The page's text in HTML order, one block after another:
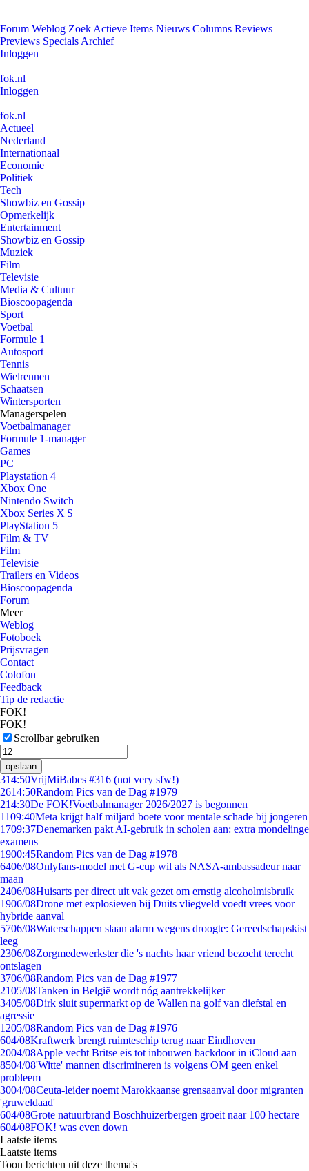
Forum Weblog Zoek Actieve Items Nieuws Columns Reviews
Previews Specials Archief
Inloggen
fok.nl
Inloggen
fok.nl
Actueel
Nederland
Internationaal
Economie
Politiek
Tech
Showbiz en Gossip
Opmerkelijk
Entertainment
Showbiz en Gossip
Muziek
Film
Televisie
Media & Cultuur
Bioscoopagenda
Sport
Voetbal
Formule 1
Autosport
Tennis
Wielrennen
Schaatsen
Wintersporten
Managerspelen
Voetbalmanager
Formule 1-manager
Games
PC
Playstation 4
Xbox One
Nintendo Switch
Xbox Series X|S
PlayStation 5
Film & TV
Film
Televisie
Trailers en Videos
Bioscoopagenda
Forum
Meer
Weblog
Fotoboek
Prijsvragen
Contact
Colofon
Feedback
Tip de redactie
FOK!
FOK!
Scrollbar gebruiken
opslaan
314:50VrijMiBabes #316 (not very sfw!)
2614:50Random Pics van de Dag #1979
214:30De FOK!Voetbalmanager 2026/2027 is begonnen
1109:40Meta krijgt half miljard boete voor mentale schade bij jongeren
1709:37Denemarken pakt AI-gebruik in scholen aan: extra mondelinge
examens
1900:45Random Pics van de Dag #1978
6406/08Onlyfans-model met G-cup wil als NASA-ambassadeur naar
maan
2406/08Huisarts per direct uit vak gezet om ernstig alcoholmisbruik
1906/08Drone met explosieven bij Duits vliegveld voedt vrees voor
hybride aanval
5706/08Waterschappen slaan alarm wegens droogte: Gereedschapskist
leeg
2306/08Zorgmedewerkster die 's nachts haar vriend bezocht terecht
ontslagen
3706/08Random Pics van de Dag #1977
2105/08Tanken in België wordt nóg aantrekkelijker
3405/08Dirk sluit supermarkt op de Wallen na golf van diefstal en
agressie
1205/08Random Pics van de Dag #1976
604/08Kraftwerk brengt ruimteschip terug naar Eindhoven
2004/08Apple vecht Britse eis tot inbouwen backdoor in iCloud aan
8504/08'Witte' mannen discrimineren is volgens OM geen enkel
probleem
3004/08Ceuta-leider noemt Marokkaanse grensaanval door migranten
'gruweldaad'
604/08Grote natuurbrand Boschhuizerbergen groeit naar 100 hectare
604/08FOK! was even down
Laatste items
Laatste items
Toon berichten uit deze thema's